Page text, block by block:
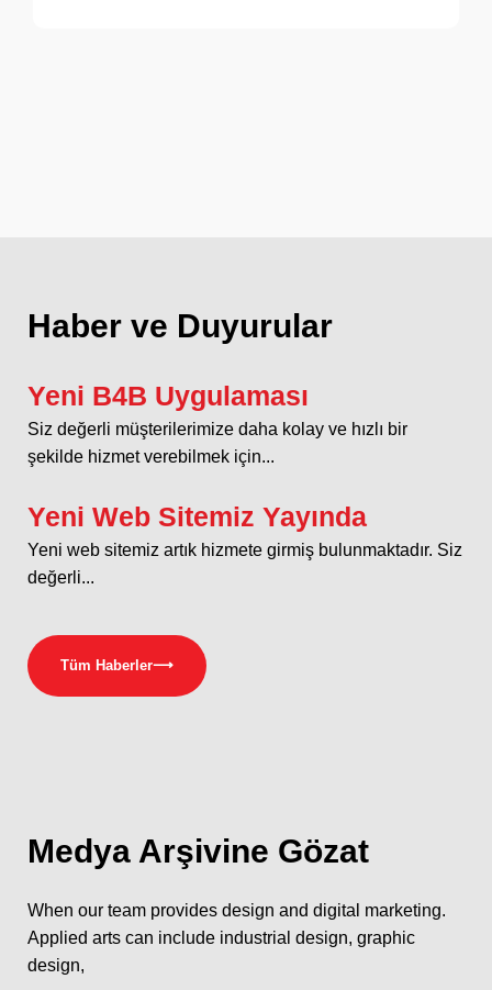
Haber ve Duyurular
Yeni B4B Uygulaması
Siz değerli müşterilerimize daha kolay ve hızlı bir
şekilde hizmet verebilmek için...
Yeni Web Sitemiz Yayında
Yeni web sitemiz artık hizmete girmiş bulunmaktadır. Siz
değerli...
Tüm Haberler⟶
Medya Arşivine Gözat
When our team provides design and digital marketing.
Applied arts can include industrial design, graphic
design,